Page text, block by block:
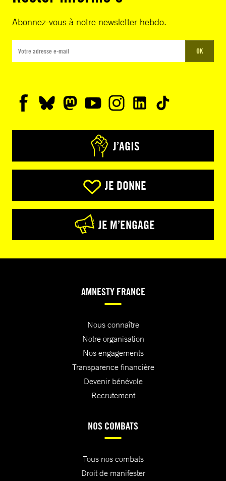
Abonnez-vous à notre newsletter hebdo.
OK
J’AGIS
JE DONNE
JE M’ENGAGE
AMNESTY FRANCE
Nous connaître
Notre organisation
Nos engagements
Transparence financière
Devenir bénévole
Recrutement
NOS COMBATS
Tous nos combats
Droit de manifester